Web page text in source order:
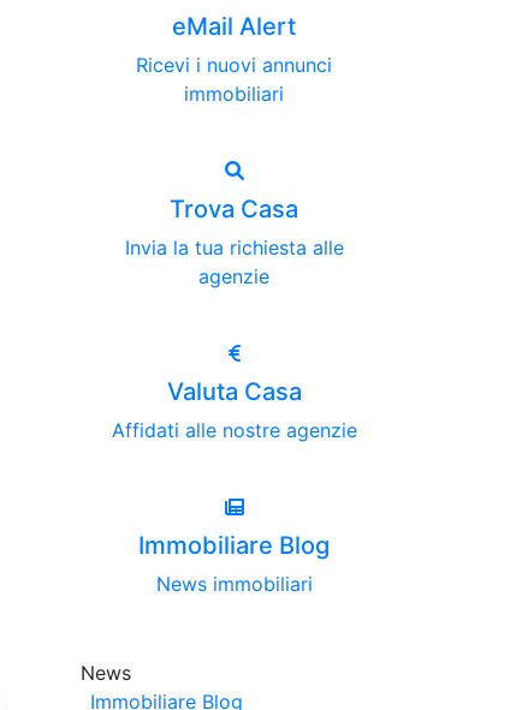
eMail Alert
Ricevi i nuovi annunci
immobiliari
Trova Casa
Invia la tua richiesta alle
agenzie
Valuta Casa
Affidati alle nostre agenzie
Immobiliare Blog
News immobiliari
News
Immobiliare Blog